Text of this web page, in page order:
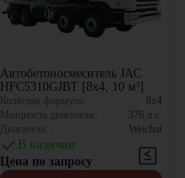
Автобетоносмеситель JAC
HFC5310GJBT [8x4, 10 м³]
Колёсная формула:
8x4
Мощность двигателя:
376 л.с.
Двигатель:
Weichai
В наличии
Цена по запросу